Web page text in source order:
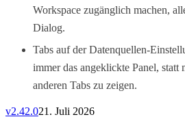
Workspace zugänglich machen,
Dialog.
Tabs auf der Datenquellen-
immer das angeklickte Panel, statt
anderen Tabs zu zeigen.
v2.42.021. Juli 2026